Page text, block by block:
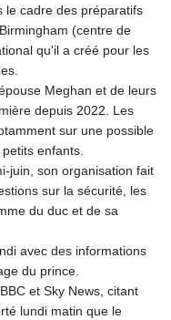
le cadre des préparatifs
(centre de
qu'il a créé pour les
Meghan et de leurs
depuis 2022. Les
sur une possible
enfants.
juin, son organisation fait
sur la sécurité, les
du duc et de sa
avec des informations
du prince.
et Sky News, citant
lundi matin que le